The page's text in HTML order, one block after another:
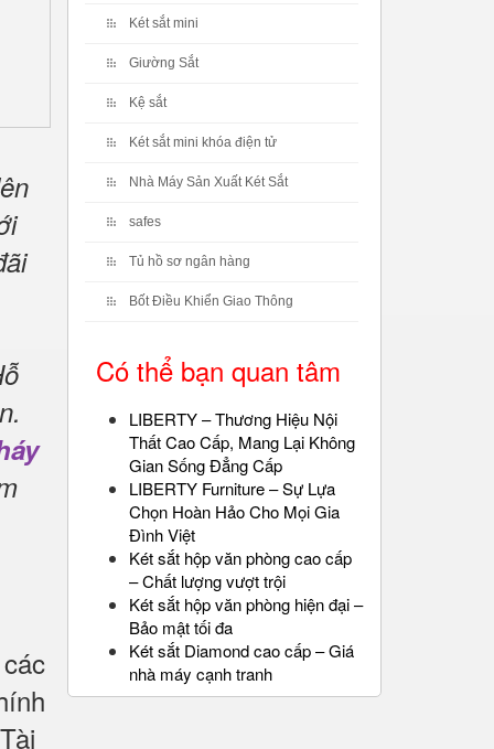
Két sắt mini
Giường Sắt
Kệ sắt
Két sắt mini khóa điện tử
Nhà Máy Sản Xuất Két Sắt
safes
Tủ hồ sơ ngân hàng
Bốt Điều Khiển Giao Thông
Có thể bạn quan tâm
LIBERTY – Thương Hiệu Nội
Thất Cao Cấp, Mang Lại Không
Gian Sống Đẳng Cấp
LIBERTY Furniture – Sự Lựa
Chọn Hoàn Hảo Cho Mọi Gia
Đình Việt
Két sắt hộp văn phòng cao cấp
– Chất lượng vượt trội
Két sắt hộp văn phòng hiện đại –
Bảo mật tối đa
Két sắt Diamond cao cấp – Giá
nhà máy cạnh tranh